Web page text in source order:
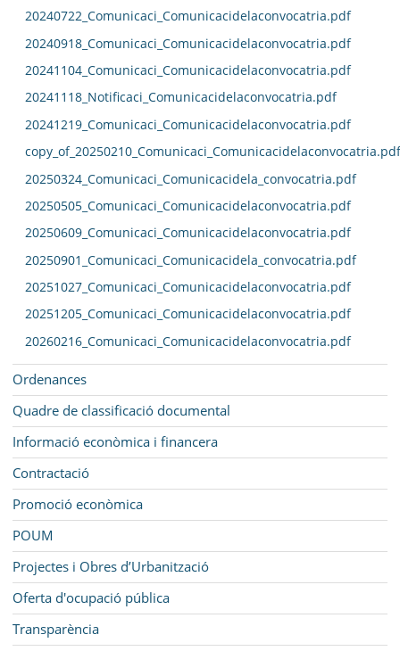
20240722_Comunicaci_Comunicacidelaconvocatria.pdf
20240918_Comunicaci_Comunicacidelaconvocatria.pdf
20241104_Comunicaci_Comunicacidelaconvocatria.pdf
20241118_Notificaci_Comunicacidelaconvocatria.pdf
20241219_Comunicaci_Comunicacidelaconvocatria.pdf
copy_of_20250210_Comunicaci_Comunicacidelaconvocatria.pdf
20250324_Comunicaci_Comunicacidela_convocatria.pdf
20250505_Comunicaci_Comunicacidelaconvocatria.pdf
20250609_Comunicaci_Comunicacidelaconvocatria.pdf
20250901_Comunicaci_Comunicacidela_convocatria.pdf
20251027_Comunicaci_Comunicacidelaconvocatria.pdf
20251205_Comunicaci_Comunicacidelaconvocatria.pdf
20260216_Comunicaci_Comunicacidelaconvocatria.pdf
Ordenances
Quadre de classificació documental
Informació econòmica i financera
Contractació
Promoció econòmica
POUM
Projectes i Obres d’Urbanització
Oferta d'ocupació pública
Transparència